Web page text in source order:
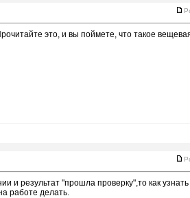
это, и вы поймете, что такое
результат "прошла проверку",то как
работе делать.